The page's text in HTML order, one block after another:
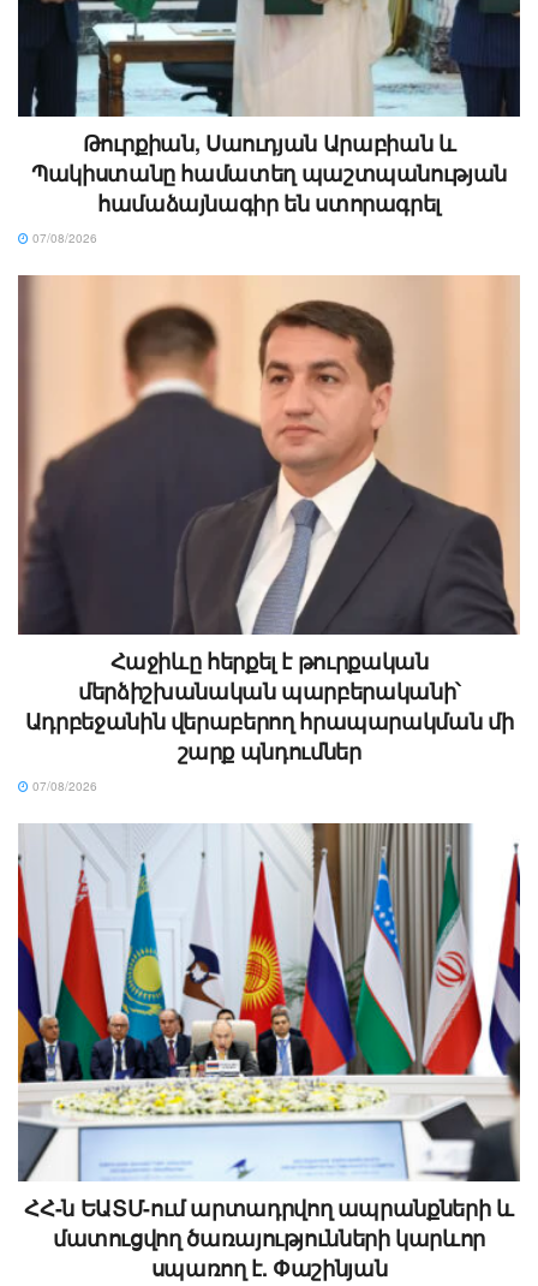
Թուրքիան, Սաուդյան Արաբիան և
Պակիստանը համատեղ պաշտպանության
համաձայնագիր են ստորագրել
07/08/2026
Հաջիևը հերքել է թուրքական
մերձիշխանական պարբերականի՝
Ադրբեջանին վերաբերող հրապարակման մի
շարք պնդումներ
07/08/2026
ՀՀ-ն ԵԱՏՄ-ում արտադրվող ապրանքների և
մատուցվող ծառայությունների կարևոր
սպառող է. Փաշինյան